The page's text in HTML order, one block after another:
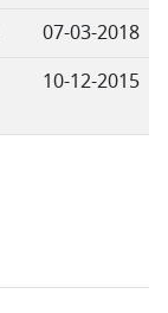
07-03-2018
10-12-2015